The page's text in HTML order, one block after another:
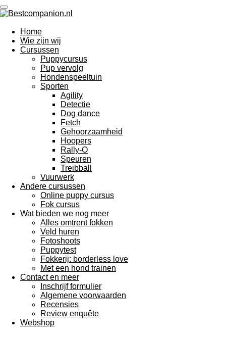
Ga
direct
naar
de
hoofdinhoud
Home
Wie zijn wij
Cursussen
Puppycursus
Pup vervolg
Hondenspeeltuin
Sporten
Agility
Detectie
Dog dance
Fetch
Gehoorzaamheid
Hoopers
Rally-O
Speuren
Treibball
Vuurwerk
Andere cursussen
Online puppy cursus
Fok cursus
Wat bieden we nog meer
Alles omtrent fokken
Veld huren
Fotoshoots
Puppytest
Fokkerij: borderless love
Met een hond trainen
Contact en meer
Inschrijf formulier
Algemene voorwaarden
Recensies
Review enquête
Webshop